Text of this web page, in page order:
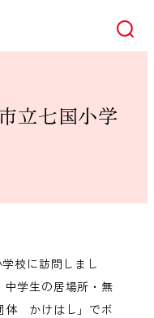
検索
立七国小学
校に訪問しまし
中学生の居場所・無
体 かけはし」でボ